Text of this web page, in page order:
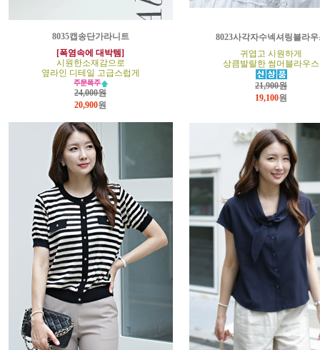
8035캡송단가라니트
[폭염속에 대박템]
시원한소재감으로
옆라인 디테일 고급스럽게
24,000원
20,900원
8023사각자수넥셔링블라우
귀엽고 시원하게
상큼발랄한 썸머블라우스
21,900원
19,100원